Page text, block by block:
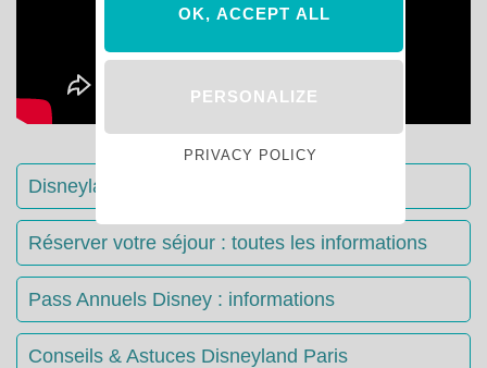
Disneyland Paris : Le guide complet
Réserver votre séjour : toutes les informations
Pass Annuels Disney : informations
Conseils & Astuces Disneyland Paris
OK, ACCEPT ALL
PERSONALIZE
PRIVACY POLICY